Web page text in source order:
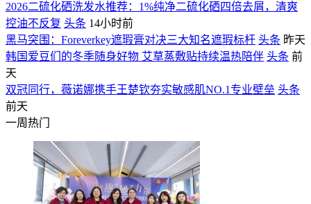
2026二硫化硒洗发水推荐：1%纯净二硫化硒四倍去屑，清爽
控油不反复 头条 14小时前
黑马突围：Foreverkey遮瑕膏对决三大知名遮瑕标杆 头条 昨天
韩国爱豆们的冬季随身好物 艾草蒸敷贴持续温热陪伴 头条 前
天
双冠同行，薇诺娜携手王楚钦夯实敏感肌NO.1专业壁垒 头条
前天
一周热门